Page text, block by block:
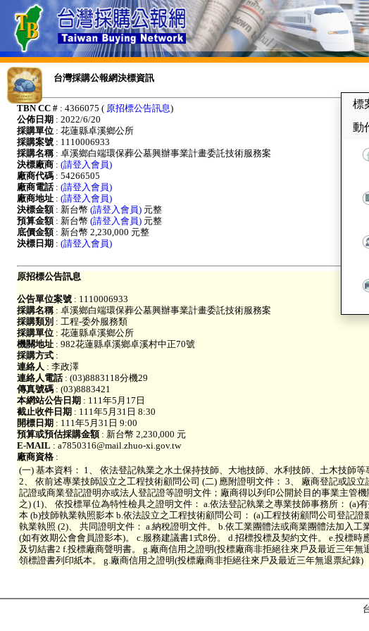
台灣採購公報網決標資訊
標
動
TBN CC # : 4366075 ( 原招標公告訊息)
公佈日期 : 2022/6/20
採購單位 : 花蓮縣卓溪鄉公所
採購案號 : 1110006933
採購名稱: 卓溪鄉白端環保葬公墓興辦事業計畫委託技術服務案
決標廠商 : (請登入會員)
廠商代碼 : 54266505
廠商電話: (請登入會員)
廠商地址 : (請登入會員)
決標金額: 新台幣 (請登入會員) 元整
預算金額: 新台幣 (請登入會員) 元整
底價金額: 新台幣 2,230,000 元整
決標日期 : (請登入會員)
原招標公告訊息
公告單位案號 : 1110006933
採購名稱: 卓溪鄉白端環保葬公墓興辦事業計畫委託技術服務案
採購類別 : 工程-委外服務類
採購單位 : 花蓮縣卓溪鄉公所
機關地址 : 982花蓮縣卓溪鄉卓溪村中正70號
採購方式 :
連絡人 : 李政澤
連絡人電話: (03)8883118分機29
傳真號碼 : (03)8883421
本網站公告日期 : 111年5月17日
截止收件日期 : 111年5月31日 8:30
開標日期 : 111年5月31日 9:00
預算或預估採購金額: 新台幣 2,230,000 元
E-MAIL : a7850316@mail.zhuo-xi.gov.tw
廠商資格 :
(一) 基本資料： 1、 依法登記執業之水土保持技師、大地技師、水利技師、土木技師等
2、 依前述專業技師設立之工程技術顧問公司 (二) 應附證明文件： 3、 廠商登記或設立
記證或商業登記證明亦或法人登記證等證明文件；廠商得以列印公開於目的事業主管
之) (1)、 依投標單位為特性檢具之證明文件： a.依法登記執業之專業技師事務所： (a)
本 (b)技師執業執照影本 b.依法設立之工程技術顧問公司： (a)工程技術顧問公司登記證
執業執照 (2)、 共同證明文件： a.納稅證明文件。 b.依工業團體法或商業團體法加入工
(如有效期公會會員證影本)。 c.服務建議書1式8份。 d.招標投標及契約文件。 e.投標時
及切結書2 f.投標廠商聲明書。 g.廠商信用之證明(投標廠商非拒絕往來戶及最近三年無
領標證書列印紙本。 g.廠商信用之證明(投標廠商非拒絕往來戶及最近三年無退票紀錄)